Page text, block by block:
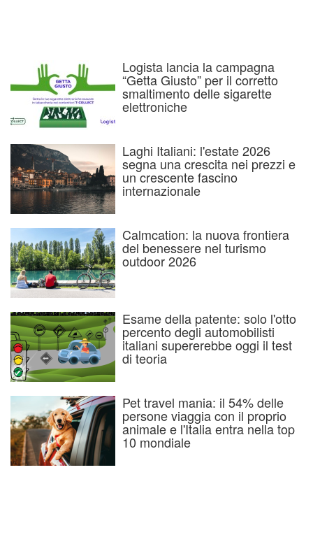
Logista lancia la campagna
“Getta Giusto” per il corretto
smaltimento delle sigarette
elettroniche
Laghi Italiani: l'estate 2026
segna una crescita nei prezzi e
un crescente fascino
internazionale
Calmcation: la nuova frontiera
del benessere nel turismo
outdoor 2026
Esame della patente: solo l'otto
percento degli automobilisti
italiani supererebbe oggi il test
di teoria
Pet travel mania: il 54% delle
persone viaggia con il proprio
animale e l'Italia entra nella top
10 mondiale